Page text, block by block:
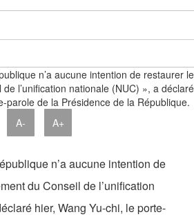
A- A+
n’a aucune intention de
du Conseil de l’unification
hier, Wang Yu-chi, le porte-